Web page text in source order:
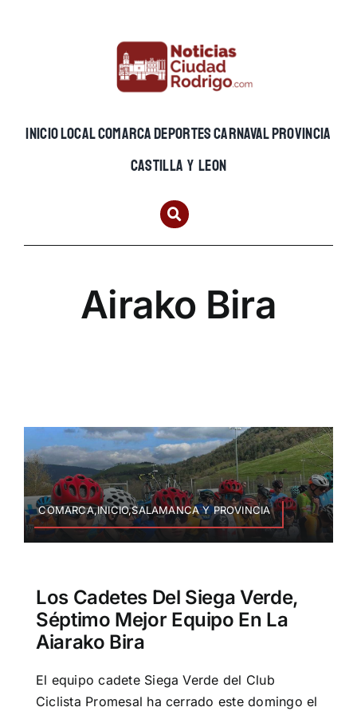
INICIOLOCALCOMARCADEPORTESCARNAVALPROVINCIA
CASTILLA Y LEON
Airako Bira
COMARCA,INICIO,SALAMANCA Y PROVINCIA
Los Cadetes Del Siega Verde,
Séptimo Mejor Equipo En La
Aiarako Bira
El equipo cadete Siega Verde del Club
Ciclista Promesal ha cerrado este domingo el